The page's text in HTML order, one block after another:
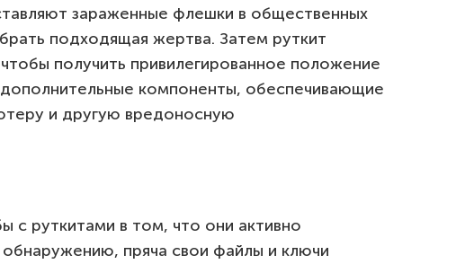
зараженные флешки в общественных
подходящая жертва. Затем руткит
получить привилегированное положение
дополнительные компоненты, обеспечивающие
и другую вредоносную
с руткитами в том, что они активно
пряча свои файлы и ключи